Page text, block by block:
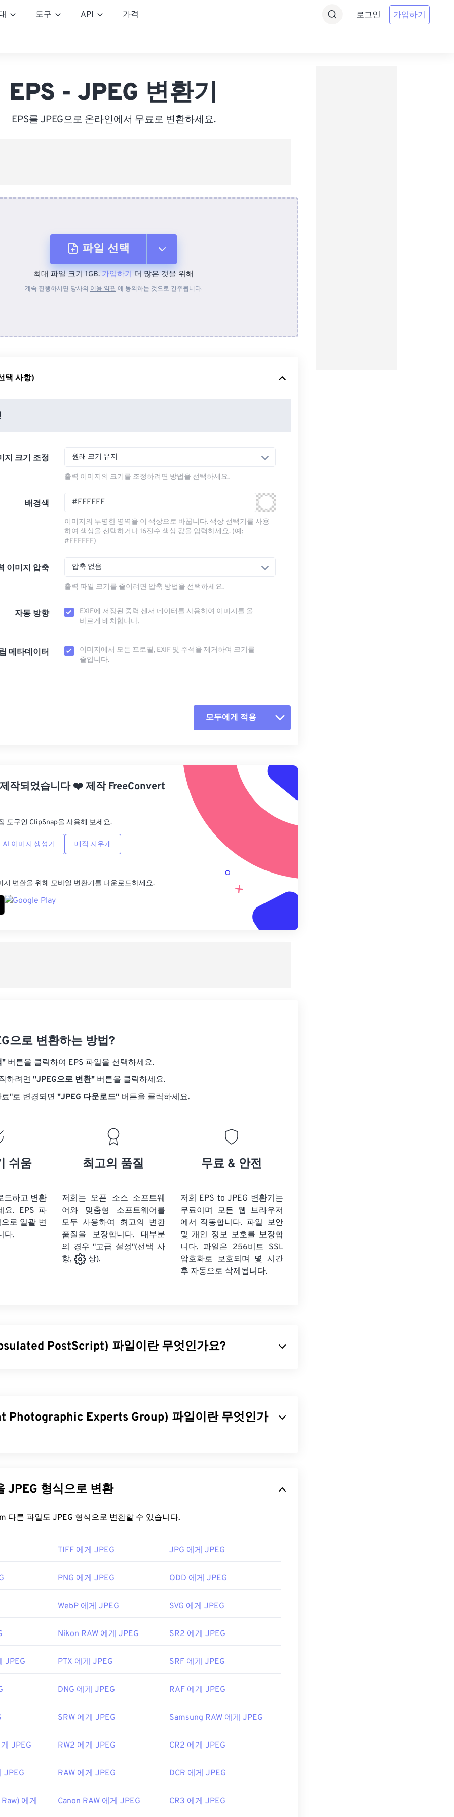
도구 API 가격 로그인 가입하기
EPS - JPEG 변환기
EPS를 JPEG으로 온라인에서 무료로 변환하세요.
파일 선택
장치에서
최대 파일 크기 1GB. 가입하기 더 많은 것을 위해
계속 진행하시면 당사의 이용 약관에 동의하는 것으로 간주됩니다.
택 사항)
지 크기 조정 원래 크기 유지
출력 이미지의 크기를 조정하려면 방법을 선택하세요.
배경색
이미지의 투명한 영역을 이 색상으로 바꿉니다. 색상 선택기를 사용
하여 색상을 선택하거나 16진수 색상 값을 입력하세요. (예:
#FFFFFF)
이미지 압축 압축 없음
출력 파일 크기를 줄이려면 압축 방법을 선택하세요.
자동 방향
EXIF에 저장된 중력 센서 데이터를 사용하여 이미지를 올
바르게 배치합니다.
메타데이터
이미지에서 모든 프로필, EXIF ​​및 주석을 제거하여 크기를
줄입니다.
모두에게 적용
사전 설정에서 적용
사전 설정으로 저장
작되었습니다❤️제작FreeConvert
도구인 ClipSnap을 사용해 보세요.
AI 이미지 생성기 매직 지우개
지 변환을 위해 모바일 변환기를 다운로드하세요.
으로 변환하는 방법?
" 버튼을 클릭하여 EPS 파일을 선택하세요.
하려면 "JPEG으로 변환" 버튼을 클릭하세요.
"로 변경되면 "JPEG 다운로드" 버튼을 클릭하세요.
쉬움
드하고 변환
요. EPS 파
로 일괄 변
다.
최고의 품질
저희는 오픈 소스 소프트웨
어와 맞춤형 소프트웨어를
모두 사용하여 최고의 변환
품질을 보장합니다. 대부분
의 경우 "고급 설정"(선택 사
항,
상).
무료 & 안전
저희 EPS to JPEG 변환기는
무료이며 모든 웹 브라우저
에서 작동합니다. 파일 보안
및 개인 정보 보호를 보장합
니다. 파일은 256비트 SSL
암호화로 보호되며 몇 시간
후 자동으로 삭제됩니다.
PostScript) 파일이란 무엇인가요?
는 일반적으로 드라이 그래픽이라고 하는 대형 하드카피 그래픽을 제작하는 데
Adobe Illustrator 와 Adobe Photoshop
유용한 프로그램입니다.CorelDraw Graphics Suite
, OpenOffice.org
는 Adobe에서 개발했습니다. 따라서 EPS 변환에 가장 적합한 프로그램은
의
Image Converter가 있습니다.
Photographic Experts Group) 파일이란 무엇인가
가 비교적 작아 인터넷 전송 및 웹사이트 사용에 매우 적합합니다. 저희의
사용하면 파일 크기를 최대 80%까지 줄일 수 있습니다!
필요하다면JPG를 WebP로변환할 수 있습니다. WebP는 최신이고 압축률이
어떻게 여나요?
번 클릭하면 기본 이미지 뷰어, 이미지 편집기 또는 웹 브라우저에서 열립니다.
와 같은 Mac OS 애플리케이션에서 자동으로 열립니다.
jpg-jpeg-파일-4139913
다른 파일을 JPEG 형식으로 변환
FreeConvert.com 다른 파일도 JPEG 형식으로 변환할 수 있습니다.
TIFF 에게 JPEG JPG 에게 JPEG
PNG 에게 JPEG ODD 에게 JPEG
WebP 에게 JPEG SVG 에게 JPEG
Nikon RAW 에게 JPEG SR2 에게 JPEG
JPEG PTX 에게 JPEG SRF 에게 JPEG
DNG 에게 JPEG RAF 에게 JPEG
SRW 에게 JPEG Samsung RAW 에게 JPEG
JPEG RW2 에게 JPEG CR2 에게 JPEG
JPEG RAW 에게 JPEG DCR 에게 JPEG
에게
Canon RAW 에게 JPEG CR3 에게 JPEG